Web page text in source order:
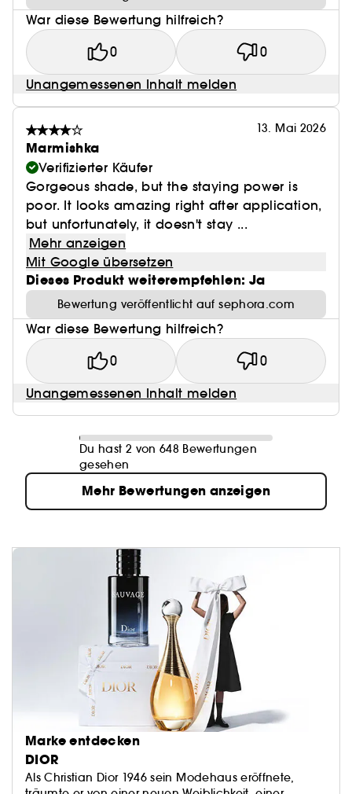
War diese Bewertung hilfreich?
0 0
Unangemessenen Inhalt melden
13. Mai 2026
Marmishka
Verifizierter Käufer
Gorgeous shade, but the staying power is
poor. It looks amazing right after application,
but unfortunately, it doesn't stay ...
Mehr anzeigen
Mit Google übersetzen
Dieses Produkt weiterempfehlen: Ja
Bewertung veröffentlicht auf sephora.com
War diese Bewertung hilfreich?
0 0
Unangemessenen Inhalt melden
Du hast 2 von 648 Bewertungen
gesehen
Mehr Bewertungen anzeigen
Marke entdecken
DIOR
Als Christian Dior 1946 sein Modehaus eröffnete,